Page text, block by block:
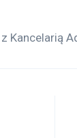
Kancelarią